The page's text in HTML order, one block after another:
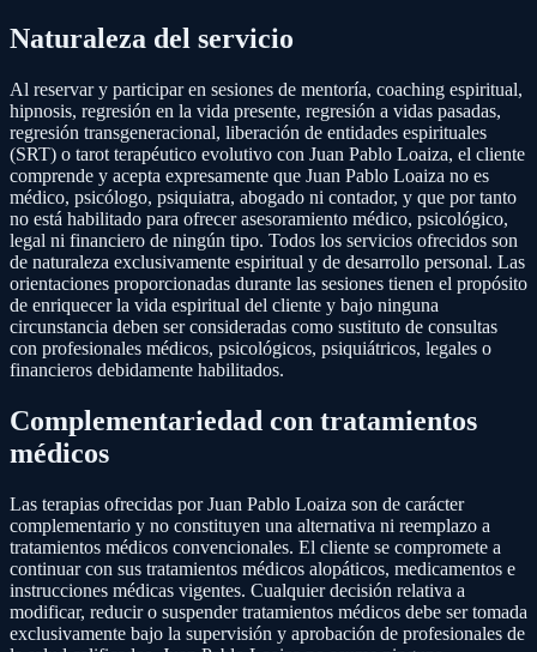
Naturaleza del servicio
Al reservar y participar en sesiones de mentoría, coaching espiritual,
hipnosis, regresión en la vida presente, regresión a vidas pasadas,
regresión transgeneracional, liberación de entidades espirituales
(SRT) o tarot terapéutico evolutivo con Juan Pablo Loaiza, el cliente
comprende y acepta expresamente que Juan Pablo Loaiza no es
médico, psicólogo, psiquiatra, abogado ni contador, y que por tanto
no está habilitado para ofrecer asesoramiento médico, psicológico,
legal ni financiero de ningún tipo. Todos los servicios ofrecidos son
de naturaleza exclusivamente espiritual y de desarrollo personal. Las
orientaciones proporcionadas durante las sesiones tienen el propósito
de enriquecer la vida espiritual del cliente y bajo ninguna
circunstancia deben ser consideradas como sustituto de consultas
con profesionales médicos, psicológicos, psiquiátricos, legales o
financieros debidamente habilitados.
Complementariedad con tratamientos
médicos
Las terapias ofrecidas por Juan Pablo Loaiza son de carácter
complementario y no constituyen una alternativa ni reemplazo a
tratamientos médicos convencionales. El cliente se compromete a
continuar con sus tratamientos médicos alopáticos, medicamentos e
instrucciones médicas vigentes. Cualquier decisión relativa a
modificar, reducir o suspender tratamientos médicos debe ser tomada
exclusivamente bajo la supervisión y aprobación de profesionales de